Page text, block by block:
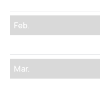
Feb.
Mar.